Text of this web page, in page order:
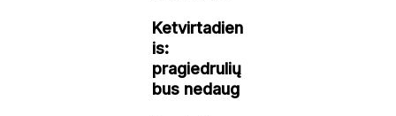
Ketvirtadien
is:
pragiedrulių
bus nedaug